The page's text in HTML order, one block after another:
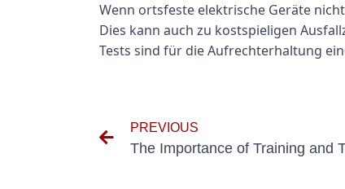
Wenn ortsfeste elektrische Geräte
Dies kann auch zu kostspieligen
Tests sind für die Aufrechterhaltung
PREVIOUS